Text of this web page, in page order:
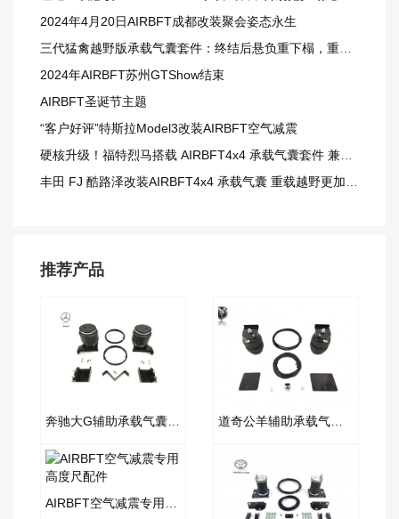
2024年4月20日AIRBFT成都改装聚会姿态永生
三代猛禽越野版承载气囊套件：终结后悬负重下榻，重载越野更从容
2024年AIRBFT苏州GTShow结束
AIRBFT圣诞节主题
“客户好评”特斯拉Model3改装AIRBFT空气减震
硬核升级！福特烈马搭载 AIRBFT4x4 承载气囊套件 兼顾载重与越野质感
丰田 FJ 酷路泽改装AIRBFT4x4 承载气囊 重载越野更加从容
推荐产品
奔驰大G辅助承载气囊套件 道奇公羊辅助承载气囊套件
AIRBFT空气减震专用高度尺配件